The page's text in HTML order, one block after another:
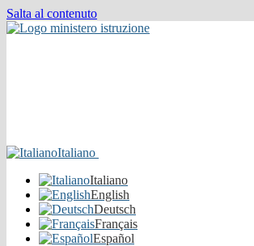
Salta al contenuto
Italiano
Italiano
English
Deutsch
Français
Español